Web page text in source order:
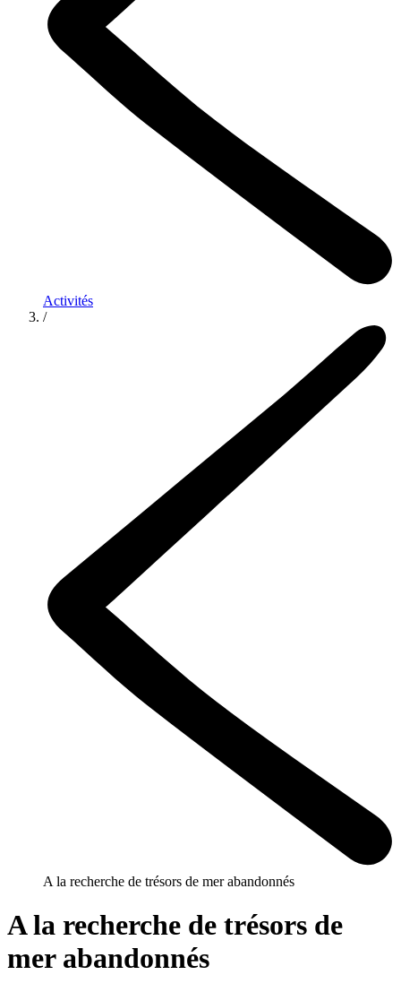
Activités
/
A la recherche de trésors de mer abandonnés
A la recherche de trésors de
mer abandonnés